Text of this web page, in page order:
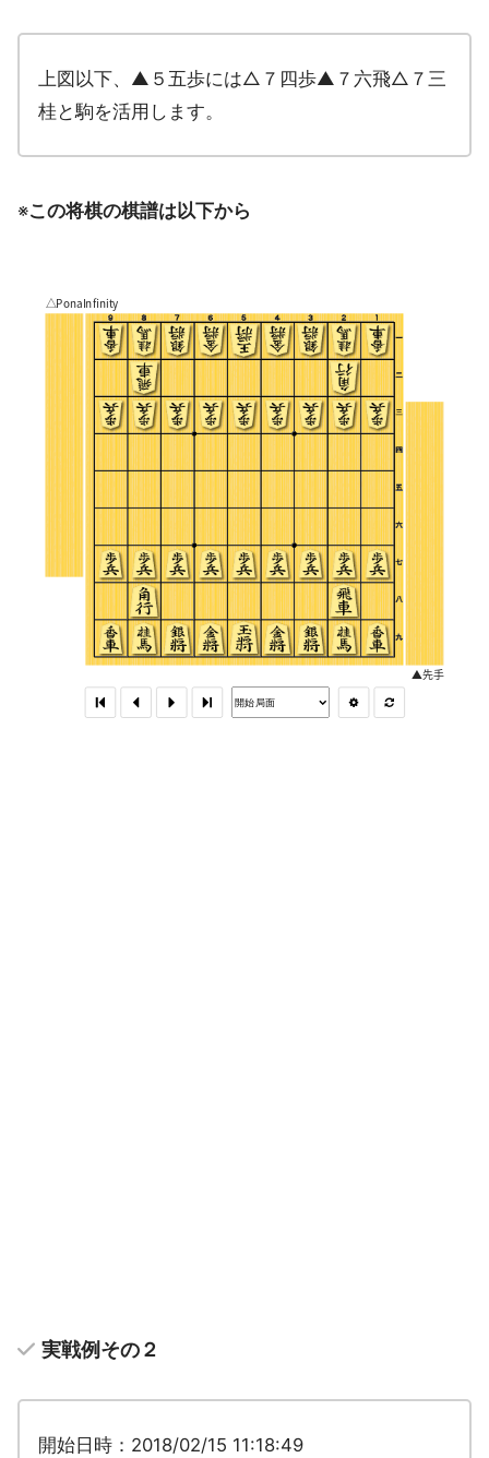
上図以下、▲５五歩には△７四歩▲７六飛△７三
桂と駒を活用します。
※この将棋の棋譜は以下から
実戦例その２
開始日時：2018/02/15 11:18:49